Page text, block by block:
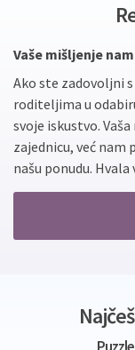
Vaše mišljenje
Ako ste zadovoljni
roditeljima u
svoje iskustvo.
zajednicu, već nam
našu ponudu.